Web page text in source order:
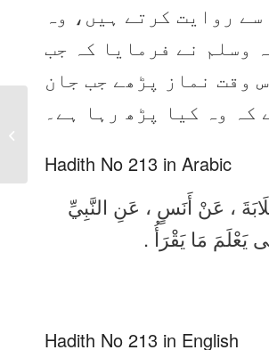
روایت کرتے ہیں، وہ
وسلم نے فرمایا کہ جب
وقت نماز پڑھے جب جان
کہ وہ کیا پڑھ رہا ہے۔
Hadith No 213 in Arabic
، عَنْ أَنَسٍ ، عَنِ النَّبِيِّ
يَعْلَمَ مَا يَقْرَأُ .
Hadith No 213 in English
Sahih Bukhari Hadith